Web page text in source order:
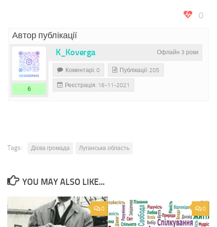
0
Автор публікації
Офлайн 3 роки
K_Koverga
6
Коментарі: 0 Публікації: 205
Реєстрація: 16-11-2021
Tags: Дієва громада Луганська область
YOU MAY ALSO LIKE...
0 0